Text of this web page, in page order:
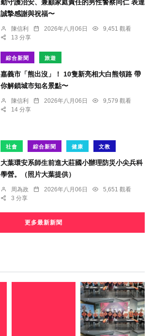
勤守護治安、兼顧家庭責任的男性警察同仁 表達
誠摯感謝與祝福〜
陳信利 2026年八月06日
9,451 觀看
13 分享
綜合新聞 旅遊
嘉義市「熊出沒」！ 10隻新亮相大白熊領路 帶
你解鎖城市知名景點〜
陳信利 2026年八月06日
9,579 觀看
14 分享
社會 綜合新聞 健康 文教
大葉環安系師生前進大莊國小辦理防災小尖兵科
學營。（照片大葉提供）
周為政 2026年八月06日
5,651 觀看
3 分享
更多最新新聞